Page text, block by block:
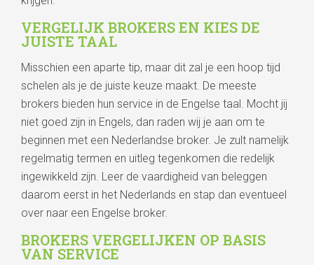
VERGELIJK BROKERS EN KIES DE
JUISTE TAAL
Misschien een aparte tip, maar dit zal je een hoop tijd
schelen als je de juiste keuze maakt. De meeste
brokers bieden hun service in de Engelse taal. Mocht jij
niet goed zijn in Engels, dan raden wij je aan om te
beginnen met een Nederlandse broker. Je zult namelijk
regelmatig termen en uitleg tegenkomen die redelijk
ingewikkeld zijn. Leer de vaardigheid van beleggen
daarom eerst in het Nederlands en stap dan eventueel
over naar een Engelse broker.
BROKERS VERGELIJKEN OP BASIS
VAN SERVICE